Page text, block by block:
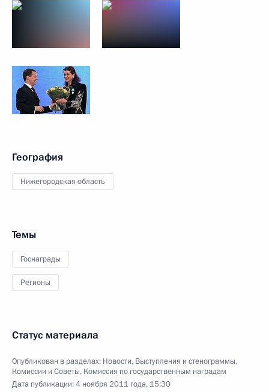
География
Нижегородская область
Темы
Госнаграды
Регионы
Статус материала
Опубликован в разделах: Новости, Выступления и стенограммы,
Комиссии и Советы, Комиссия по государственным наградам
Дата публикации:4 ноября 2011 года, 15:30